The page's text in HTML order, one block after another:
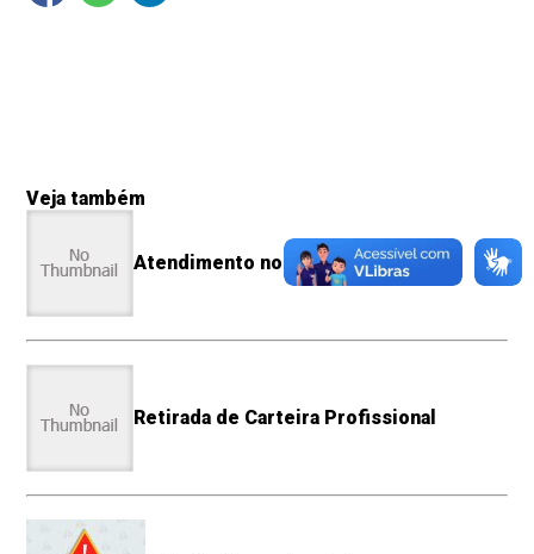
Veja também
Atendimento no CRN-5
Retirada de Carteira Profissional